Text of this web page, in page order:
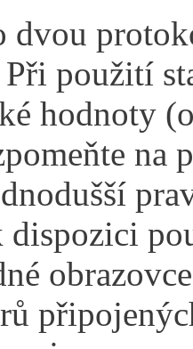
dvou
použití
hodnoty